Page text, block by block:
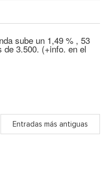
sube un 1,49 % , 53
de 3.500. (+info. en el
Entradas más antiguas